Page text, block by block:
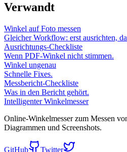
Verwandt
Winkel auf Foto messen
Gleicher Workflow: erst ausrichten,
Ausrichtungs-Checkliste
Wenn PDF-Winkel nicht stimmen.
Winkel ungenau
Schnelle Fixes.
Messbericht-Checkliste
Was in den Bericht gehört.
Intelligenter Winkelmesser
Online-Winkelmesser zum Messen
Diagrammen und Screenshots.
GitHub Twitter